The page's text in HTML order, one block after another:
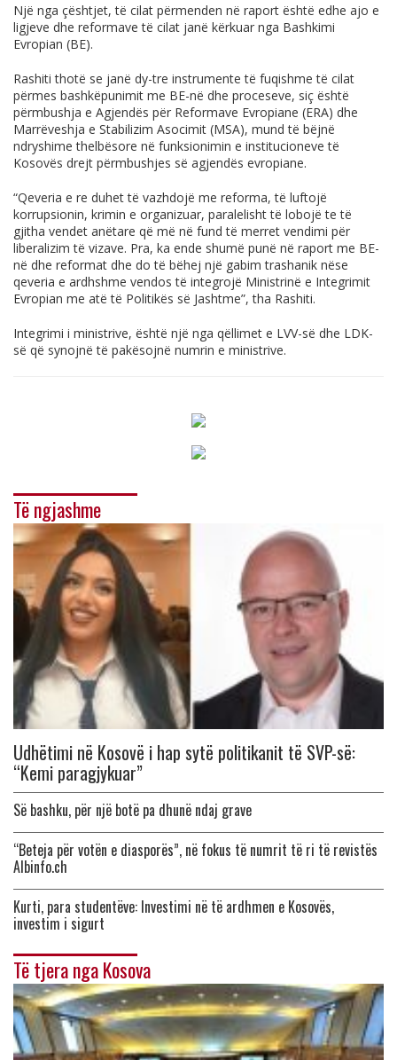
Një nga çështjet, të cilat përmenden në raport është edhe ajo e
ligjeve dhe reformave të cilat janë kërkuar nga Bashkimi
Evropian (BE).
Rashiti thotë se janë dy-tre instrumente të fuqishme të cilat
përmes bashkëpunimit me BE-në dhe proceseve, siç është
përmbushja e Agjendës për Reformave Evropiane (ERA) dhe
Marrëveshja e Stabilizim Asocimit (MSA), mund të bëjnë
ndryshime thelbësore në funksionimin e institucioneve të
Kosovës drejt përmbushjes së agjendës evropiane.
“Qeveria e re duhet të vazhdojë me reforma, të luftojë
korrupsionin, krimin e organizuar, paralelisht të lobojë te të
gjitha vendet anëtare që më në fund të merret vendimi për
liberalizim të vizave. Pra, ka ende shumë punë në raport me BE-
në dhe reformat dhe do të bëhej një gabim trashanik nëse
qeveria e ardhshme vendos të integrojë Ministrinë e Integrimit
Evropian me atë të Politikës së Jashtme”, tha Rashiti.
Integrimi i ministrive, është një nga qëllimet e LVV-së dhe LDK-
së që synojnë të pakësojnë numrin e ministrive.
Të ngjashme
Udhëtimi në Kosovë i hap sytë politikanit të SVP-së:
“Kemi paragjykuar”
Së bashku, për një botë pa dhunë ndaj grave
“Beteja për votën e diasporës”, në fokus të numrit të ri të revistës
Albinfo.ch
Kurti, para studentëve: Investimi në të ardhmen e Kosovës,
investim i sigurt
Të tjera nga Kosova